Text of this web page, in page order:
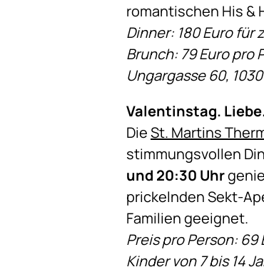
romantischen His &
Dinner: 180 Euro für
Brunch: 79 Euro pro
Ungargasse 60,
Valentinstag. Liebe.
DieSt. Martins
stimmungsvollen
und 20:30 Uhr
prickelnden Sekt-
Familien geeignet.
Preis pro Person: 69
Kinder von 7 bis 14